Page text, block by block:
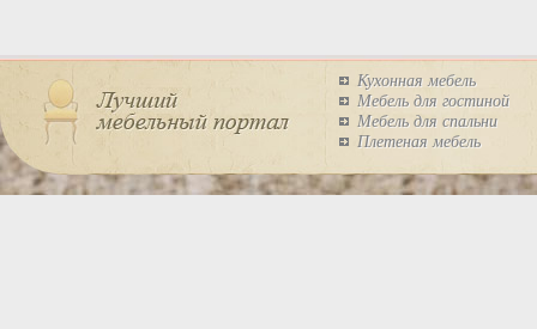
Кухонная мебель
Мебель для гостиной
Мебель для спальни
Плетеная мебель